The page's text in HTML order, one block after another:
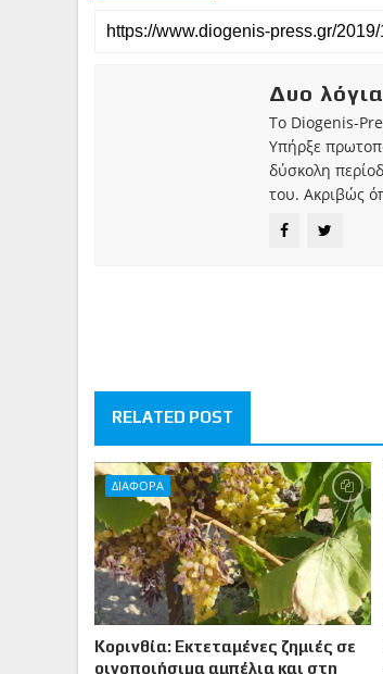
Δυο
Το Diogenis-
Υπήρξε
δύσκολη
του. Ακριβώς
RELATED POST
ΔΙΑΦΟΡΑ
Κορινθία: Εκτεταμένες ζημιές σε
οινοποιήσιµα αμπέλια και στη